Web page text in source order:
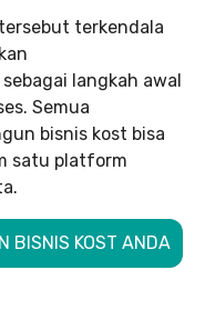
terkendala
sebagai langkah awal
Semua
bisnis kost bisa
satu platform
BISNIS KOST ANDA